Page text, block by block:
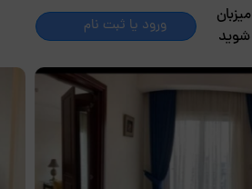
میزبان
شوید
ورود یا ثبت نام